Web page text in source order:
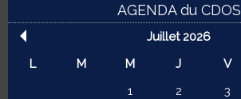
AGENDA du CDOS
Juillet 2026
L
M M J V
1
2 3